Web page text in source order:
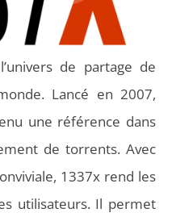
de partage de
Lancé en 2007,
une référence dans
de torrents. Avec
1337x rend les
utilisateurs. Il permet